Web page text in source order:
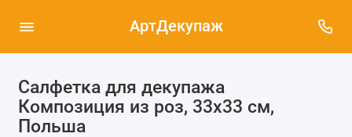
АртДекупаж
Салфетка для декупажа
Композиция из роз, 33х33 см,
Польша